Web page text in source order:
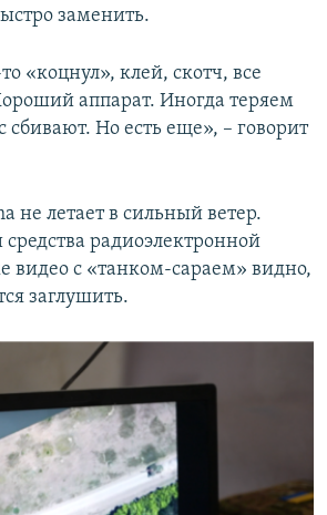
заменить.
«коцнул», клей, скотч, все
аппарат. Иногда теряем
сбивают. Но есть еще», – говорит
не летает в сильный ветер.
радиоэлектронной
видео с «танком-сараем» видно,
заглушить.